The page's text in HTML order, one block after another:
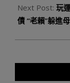
Next Post: 玩
債 “老賴”躲進